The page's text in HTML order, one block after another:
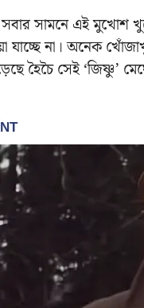
সামনে এই মুখোশ
না। অনেক
হৈচৈ সেই ‘জিষ্ণু’